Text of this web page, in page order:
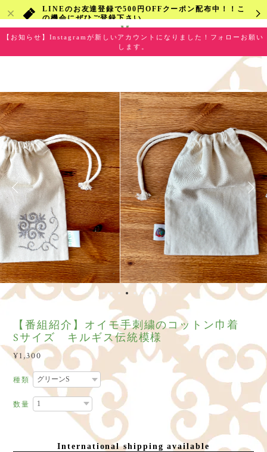
LINEのお友達登録で500円OFFクーポン配布中！！こ
の機会にぜひご登録下さい
【お知らせ】Instagramが新しいアカウントになりました！フォローお願い
します。
【番組紹介】オイモ手刺繍のコットン巾着
Sサイズ キルギス伝統模様
¥1,300
種類
数量
International shipping available